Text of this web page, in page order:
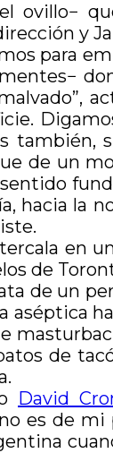
ovillo−
y
para
también,
de un
hacia la
en
de
de un
aséptica
de
David
es de mi